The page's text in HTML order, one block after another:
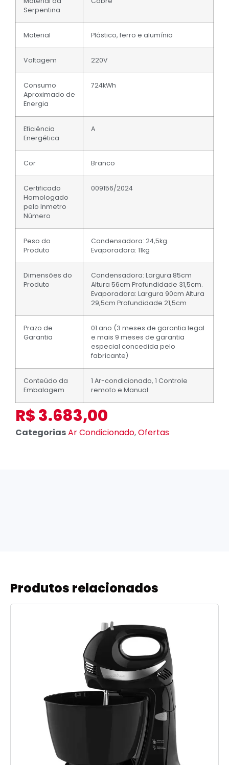
Serpentina
Material Plástico, ferro e alumínio
Voltagem 220V
Consumo
Aproximado de
Energia
724kWh
Eficiência
Energética
A
Cor Branco
Certificado
Homologado
pelo Inmetro
Número
009156/2024
Peso do
Produto
Condensadora: 24,5kg.
Evaporadora: 11kg
Dimensões do
Produto
Condensadora: Largura 85cm
Altura 56cm Profundidade 31,5cm.
Evaporadora: Largura 90cm Altura
29,5cm Profundidade 21,5cm
Prazo de
Garantia
01 ano (3 meses de garantia legal
e mais 9 meses de garantia
especial concedida pelo
fabricante)
Conteúdo da
Embalagem
1 Ar-condicionado, 1 Controle
remoto e Manual
R$3.683,00
CategoriasAr Condicionado,Ofertas
Produtos relacionados